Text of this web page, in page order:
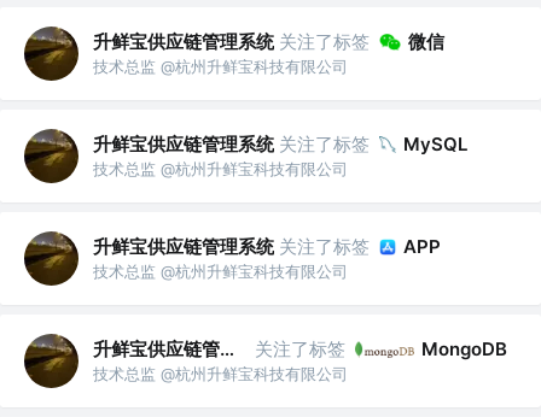
升鲜宝供应链管理系统 关注了标签 微信
技术总监 @杭州升鲜宝科技有限公司
升鲜宝供应链管理系统 关注了标签 MySQL
技术总监 @杭州升鲜宝科技有限公司
升鲜宝供应链管理系统 关注了标签 APP
技术总监 @杭州升鲜宝科技有限公司
升鲜宝供应链管理系统 关注了标签 MongoDB
技术总监 @杭州升鲜宝科技有限公司